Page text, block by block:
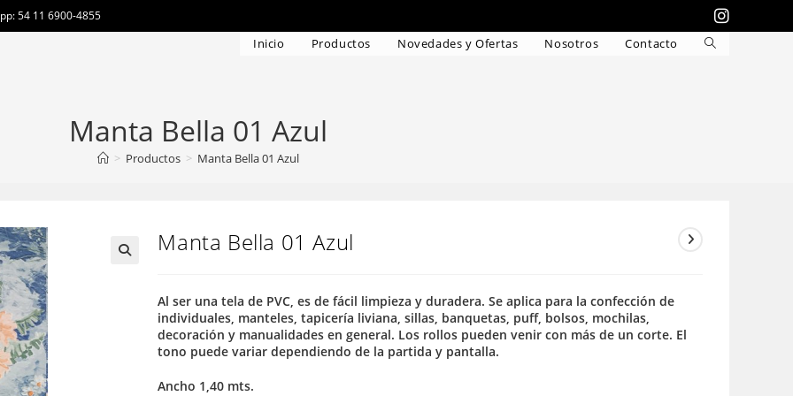
54 11 6900-4855
Inicio Productos Novedades y Ofertas Nosotros Contacto
Alternar
Manta Bella 01 Azul
> Productos > Manta Bella 01 Azul
Manta Bella 01 Azul
Al ser una tela de PVC, es de fácil limpieza y duradera. Se aplica para la confección de
individuales, manteles, tapicería liviana, sillas, banquetas, puff, bolsos, mochilas,
decoración y manualidades en general. Los rollos pueden venir con más de un corte. El
tono puede variar dependiendo de la partida y pantalla.
Ancho 1,40 mts.